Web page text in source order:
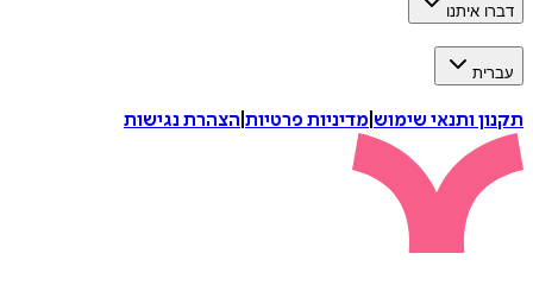
דברו איתנו
עברית
תקנון ותנאי שימוש מדיניות פרטיות הצהרת נגישות